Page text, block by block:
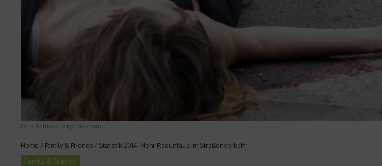
Foto: © thinkstockphotos.com
Home / Family & Friends / Statistik 2014: Mehr Radunfälle im Straßenverkehr
Family & Friends